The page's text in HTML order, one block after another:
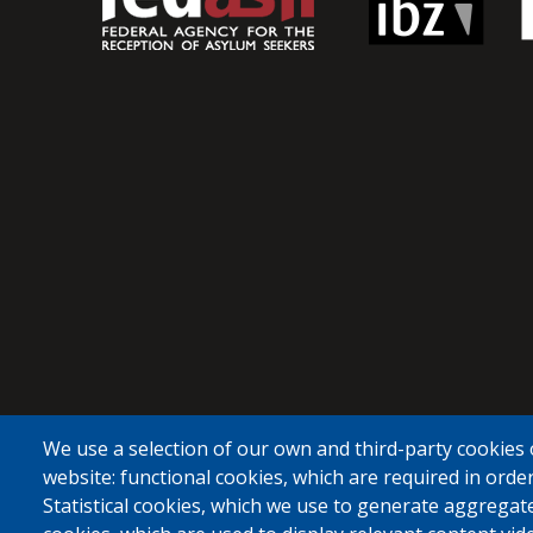
We use a selection of our own and third-party
website: functional cookies, which are required in
Statistical cookies, which we use to generate